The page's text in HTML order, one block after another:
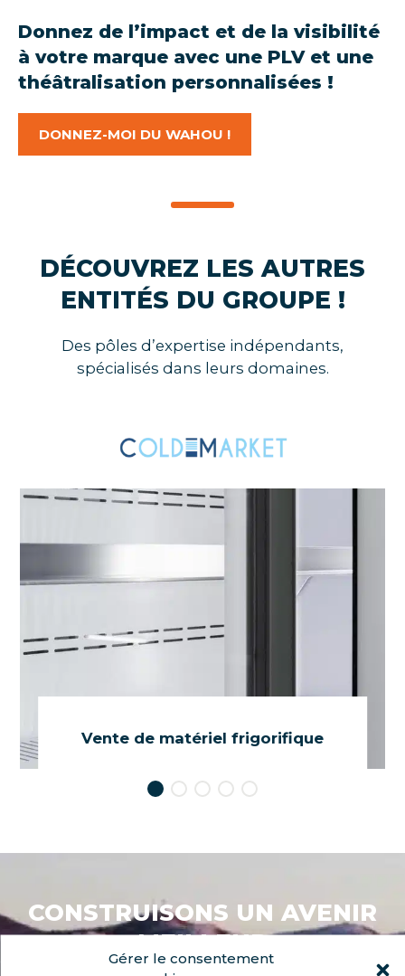
Gérer le consentement
Donnez de l’impact et de la visibilité
à votre marque avec une PLV et une
théâtralisation personnalisées !
DONNEZ-MOI DU WAHOU !
DÉCOUVREZ LES AUTRES
ENTITÉS DU GROUPE !
Des pôles d’expertise indépendants,
spécialisés dans leurs domaines.
Vente de matériel frigorifique
CONSTRUISONS UN AVENIR
MEILLEUR